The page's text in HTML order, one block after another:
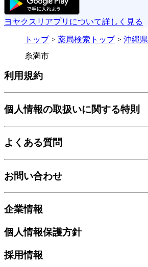
ヨヤクスリアプリについて詳しく見る
トップ> 薬局検索トップ> 沖縄県
糸満市
利用規約
個人情報の取扱いに関する特則
よくある質問
お問い合わせ
企業情報
個人情報保護方針
採用情報